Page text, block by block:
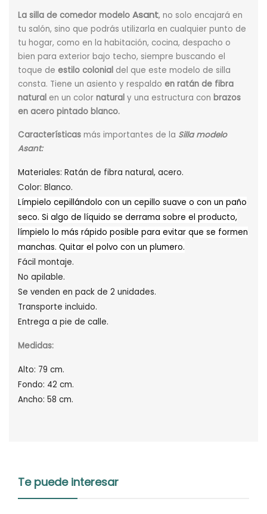
La silla de comedor modelo Asant, no solo encajará en
tu salón, sino que podrás utilizarla en cualquier punto de
tu hogar, como en la habitación, cocina, despacho o
bien para exterior bajo techo, siempre buscando el
toque de estilo colonial del que este modelo de silla
consta. Tiene un asiento y respaldo en ratán de fibra
natural en un color natural y una estructura con brazos
en acero pintado blanco.
Características más importantes de la Silla modelo
Asant:
Materiales: Ratán de fibra natural, acero.
Color: Blanco.
Límpielo cepillándolo con un cepillo suave o con un paño
seco. Si algo de líquido se derrama sobre el producto,
límpielo lo más rápido posible para evitar que se formen
manchas. Quitar el polvo con un plumero.
Fácil montaje.
No apilable.
Se venden en pack de 2 unidades.
Transporte incluido.
Entrega a pie de calle.
Medidas:
Alto: 79 cm.
Fondo: 42 cm.
Ancho: 58 cm.
Te puede interesar